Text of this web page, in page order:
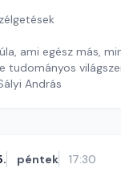
ami egész más,
tudományos
András
péntek 17:30